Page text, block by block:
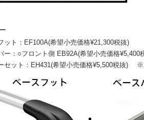
ト：EF100A(希望小売価格¥21,300税抜)
：○フロント側 EB92A(希望小売価格¥5,400
ット：EH431(希望小売価格¥5,500税抜)